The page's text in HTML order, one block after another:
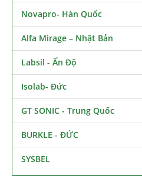
Novapro- Hàn Quốc
Alfa Mirage – Nhật Bản
Labsil - Ấn Độ
Isolab- Đức
GT SONIC - Trung Quốc
BURKLE - ĐỨC
SYSBEL